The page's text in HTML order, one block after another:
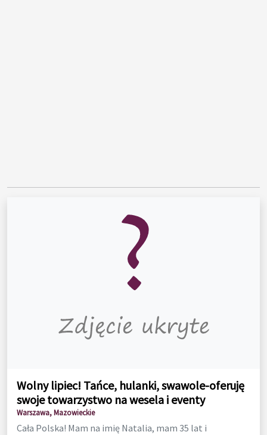
Wolny lipiec! Tańce, hulanki, swawole-oferuję
swoje towarzystwo na wesela i eventy
Warszawa, Mazowieckie
Cała Polska! Mam na imię Natalia, mam 35 lat i